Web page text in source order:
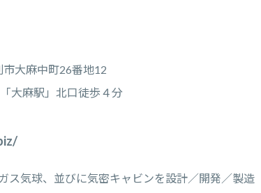
大麻中町26番地12
大麻駅」北口徒歩４分
ス気球、並びに気密キャビンを設計／開発／製造